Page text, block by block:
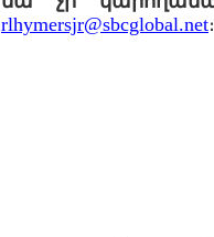
rlhymersjr@sbcglobal.net։